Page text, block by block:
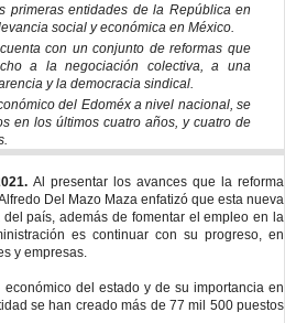
primeras entidades de la República en
social y económica en México.
con un conjunto de reformas que
a la negociación colectiva, a una
y la democracia sindical.
del Edoméx a nivel nacional, se
en los últimos cuatro años, y cuatro de
Al presentar los avances que la reforma
Del Mazo Maza enfatizó que esta nueva
país, además de fomentar el empleo en la
es continuar con su progreso, en
y empresas.
del estado y de su importancia en
se han creado más de 77 mil 500 puestos